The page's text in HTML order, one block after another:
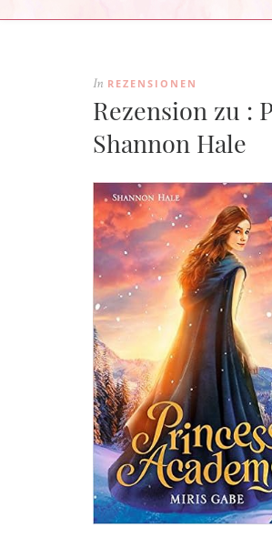
In REZENSIONEN
Rezension zu :
Shannon Hale